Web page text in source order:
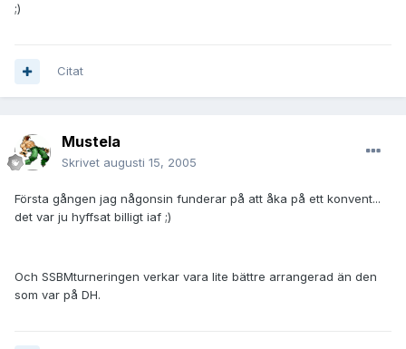
;)
Citat
Mustela
Skrivet augusti 15, 2005
Första gången jag någonsin funderar på att åka på ett konvent...
det var ju hyffsat billigt iaf ;)
Och SSBMturneringen verkar vara lite bättre arrangerad än den
som var på DH.